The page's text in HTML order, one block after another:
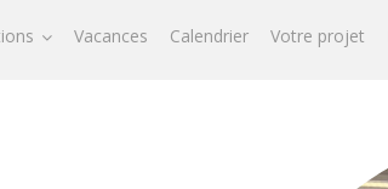
Vacances Calendrier Votre projet